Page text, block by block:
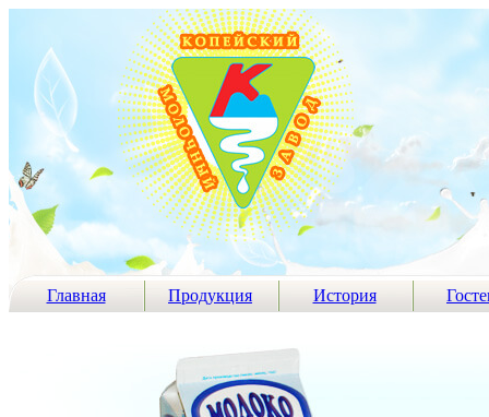
Главная Продукция История